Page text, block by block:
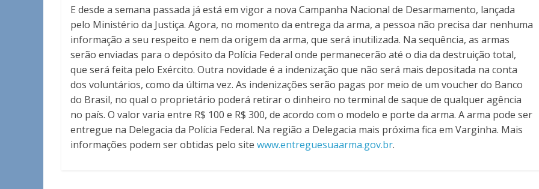
E desde a semana passada já está em vigor a nova Campanha Nacional de Desarmamento, lançada
pelo Ministério da Justiça. Agora, no momento da entrega da arma, a pessoa não precisa dar nenhuma
informação a seu respeito e nem da origem da arma, que será inutilizada. Na sequência, as armas
serão enviadas para o depósito da Polícia Federal onde permanecerão até o dia da destruição total,
que será feita pelo Exército. Outra novidade é a indenização que não será mais depositada na conta
dos voluntários, como da última vez. As indenizações serão pagas por meio de um voucher do Banco
do Brasil, no qual o proprietário poderá retirar o dinheiro no terminal de saque de qualquer agência
no país. O valor varia entre R$ 100 e R$ 300, de acordo com o modelo e porte da arma. A arma pode ser
entregue na Delegacia da Polícia Federal. Na região a Delegacia mais próxima fica em Varginha. Mais
informações podem ser obtidas pelo site www.entreguesuaarma.gov.br.